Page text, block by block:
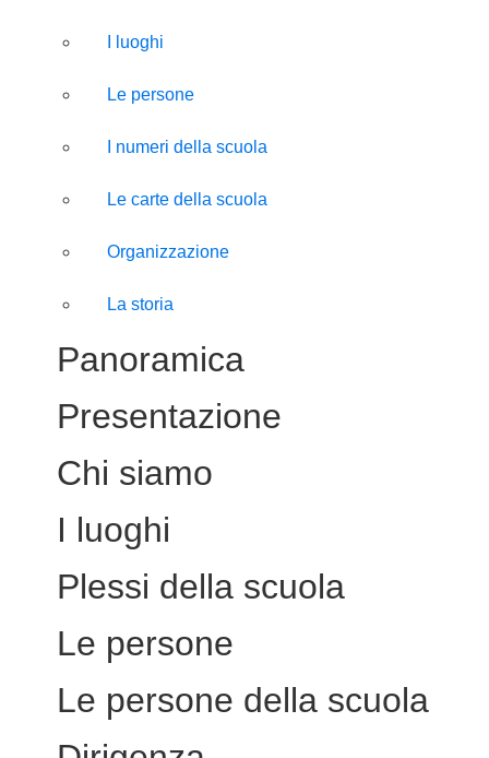
I luoghi
Le persone
I numeri della scuola
Le carte della scuola
Organizzazione
La storia
Panoramica
Presentazione
Chi siamo
I luoghi
Plessi della scuola
Le persone
Le persone della scuola